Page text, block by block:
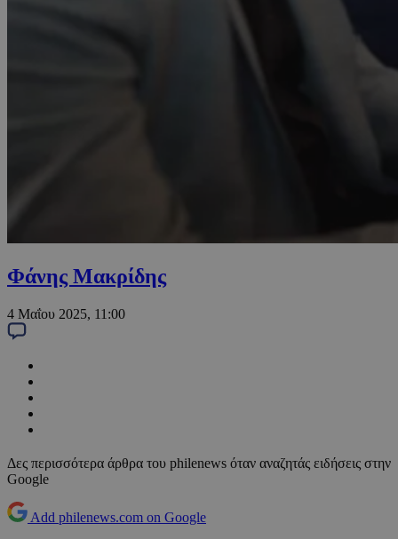
Φάνης Μακρίδης
4 Μαΐου 2025, 11:00
Δες περισσότερα άρθρα του philenews όταν αναζητάς ειδήσεις στην
Google
Add philenews.com on Google